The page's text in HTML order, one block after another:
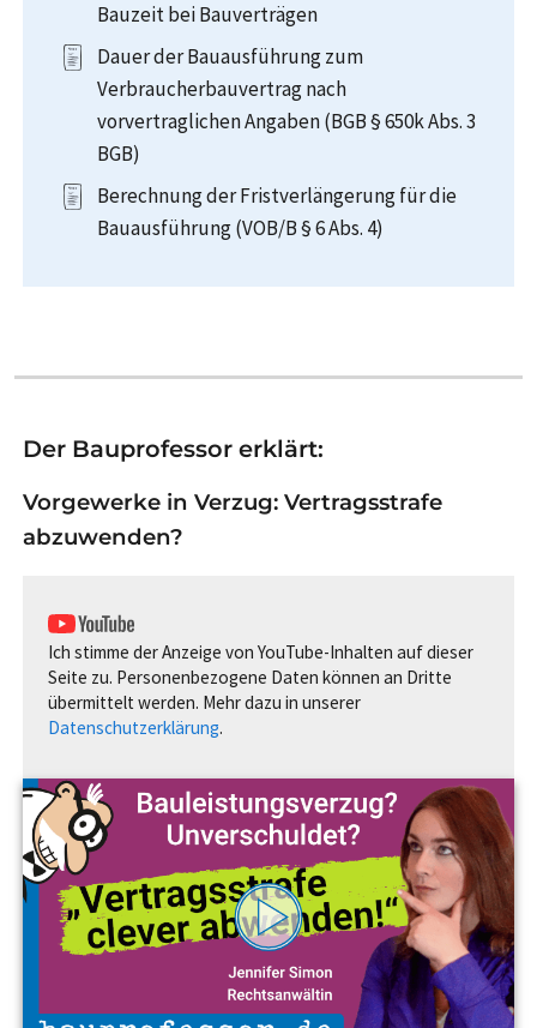
Bauzeit bei Bauverträgen
Dauer der Bauausführung zum
Verbraucherbauvertrag nach
vorvertraglichen Angaben (BGB § 650k Abs. 3
BGB)
Berechnung der Fristverlängerung für die
Bauausführung (VOB/B § 6 Abs. 4)
Der Bauprofessor erklärt:
Vorgewerke in Verzug: Vertragsstrafe
abzuwenden?
Ich stimme der Anzeige von YouTube-Inhalten auf dieser
Seite zu. Personenbezogene Daten können an Dritte
übermittelt werden. Mehr dazu in unserer
Datenschutzerklärung.